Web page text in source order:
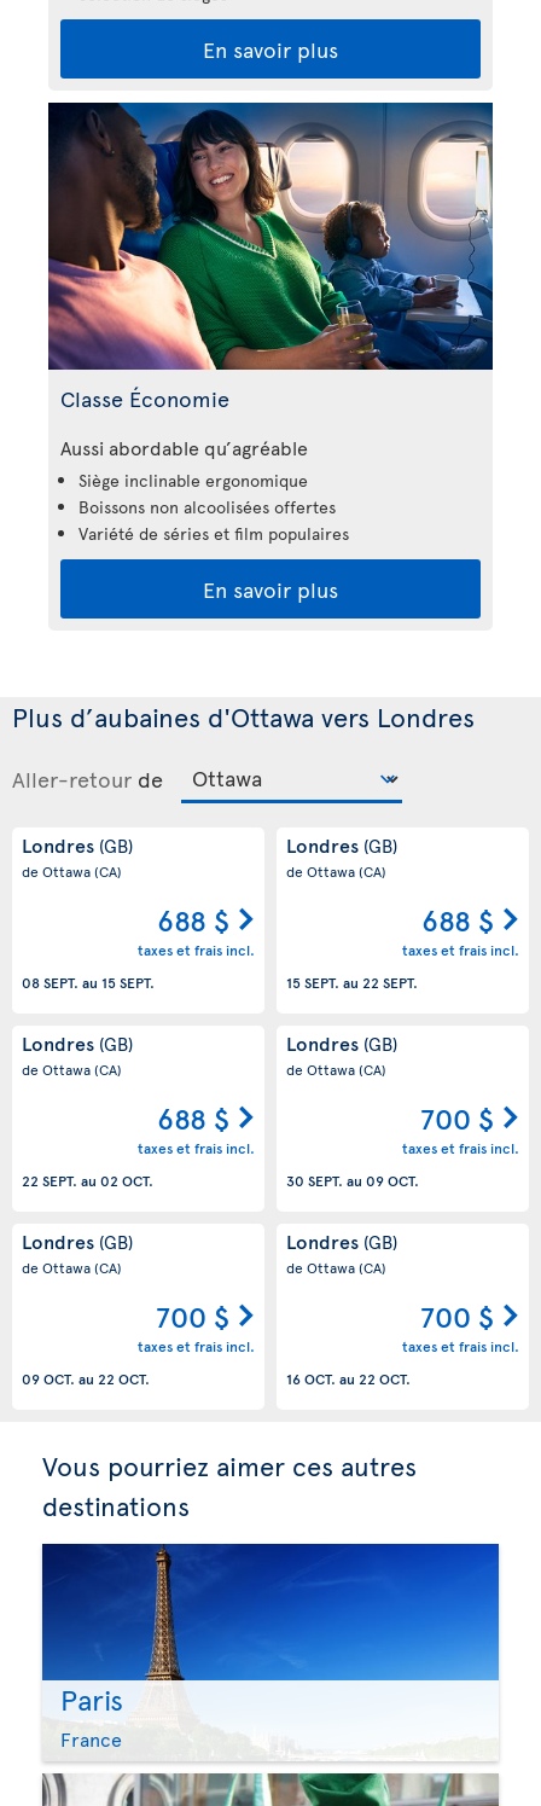
En savoir plus
Classe Économie
Aussi abordable qu’agréable
Siège inclinable ergonomique
Boissons non alcoolisées offertes
Variété de séries et film populaires
En savoir plus
Plus d’aubaines d'Ottawa vers Londres
Aller-retour de
Londres (GB)
de Ottawa(CA)
688 $
taxes et frais incl.
08 SEPT. au 15 SEPT.
Londres (GB)
de Ottawa(CA)
688 $
taxes et frais incl.
15 SEPT. au 22 SEPT.
Londres (GB)
de Ottawa(CA)
688 $
taxes et frais incl.
22 SEPT. au 02 OCT.
Londres (GB)
de Ottawa(CA)
700 $
taxes et frais incl.
30 SEPT. au 09 OCT.
Londres (GB)
de Ottawa(CA)
700 $
taxes et frais incl.
09 OCT. au 22 OCT.
Londres (GB)
de Ottawa(CA)
700 $
taxes et frais incl.
16 OCT. au 22 OCT.
Vous pourriez aimer ces autres
destinations
Paris
France